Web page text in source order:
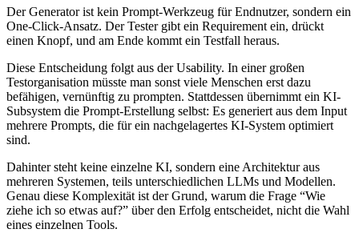
Der Generator ist kein Prompt-Werkzeug für Endnutzer, sondern ein
One-Click-Ansatz. Der Tester gibt ein Requirement ein, drückt
einen Knopf, und am Ende kommt ein Testfall heraus.
Diese Entscheidung folgt aus der Usability. In einer großen
Testorganisation müsste man sonst viele Menschen erst dazu
befähigen, vernünftig zu prompten. Stattdessen übernimmt ein KI-
Subsystem die Prompt-Erstellung selbst: Es generiert aus dem Input
mehrere Prompts, die für ein nachgelagertes KI-System optimiert
sind.
Dahinter steht keine einzelne KI, sondern eine Architektur aus
mehreren Systemen, teils unterschiedlichen LLMs und Modellen.
Genau diese Komplexität ist der Grund, warum die Frage “Wie
ziehe ich so etwas auf?” über den Erfolg entscheidet, nicht die Wahl
eines einzelnen Tools.